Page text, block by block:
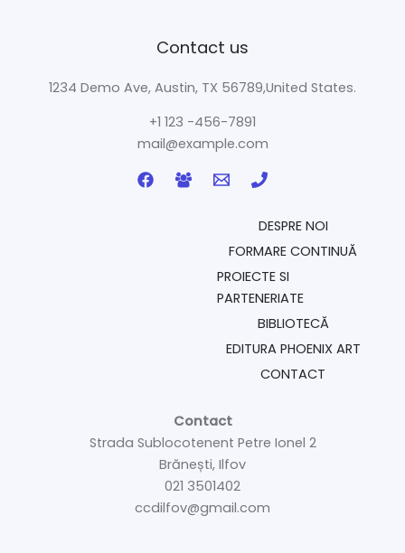
Contact us
1234 Demo Ave, Austin, TX 56789,United States.
+1 123 -456-7891
mail@example.com
DESPRE NOI
FORMARE CONTINUĂ
PROIECTE SI
PARTENERIATE
BIBLIOTECĂ
EDITURA PHOENIX ART
CONTACT
Contact
Strada Sublocotenent Petre Ionel 2
Brănești, Ilfov
021 3501402
ccdilfov@gmail.com